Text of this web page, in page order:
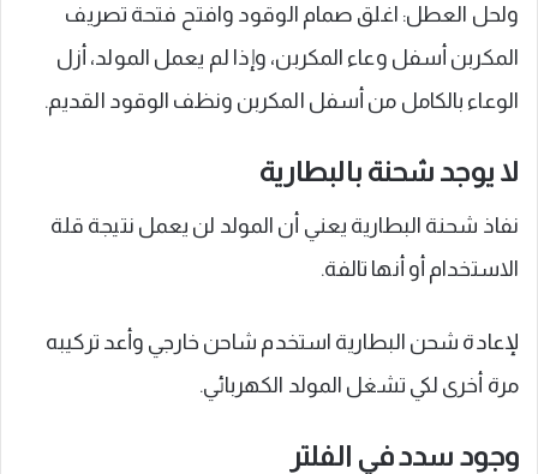
ولحل العطل: اغلق صمام الوقود وافتح فتحة تصريف
المكربن أسفل وعاء المكربن، وإذا لم يعمل المولد، أزل
الوعاء بالكامل من أسفل المكربن ونظف الوقود القديم.
لا يوجد شحنة بالبطارية
نفاذ شحنة البطارية يعني أن المولد لن يعمل نتيجة قلة
الاستخدام أو أنها تالفة.
لإعادة شحن البطارية استخدم شاحن خارجي وأعد تركيبه
مرة أخرى لكي تشغل المولد الكهربائي.
وجود سدد في الفلتر